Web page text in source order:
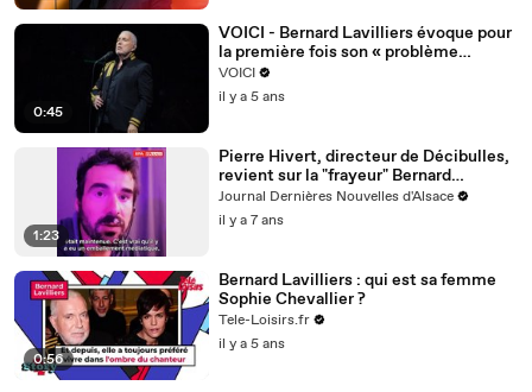
0:45
VOICI - Bernard Lavilliers évoque pour
la première fois son « problème
cardiaque "
VOICI
il y a 5 ans
1:23
Pierre Hivert, directeur de Décibulles,
revient sur la "frayeur" Bernard
Lavilliers
Journal Dernières Nouvelles d'Alsace
il y a 7 ans
0:56
Bernard Lavilliers : qui est sa femme
Sophie Chevallier ?
Tele-Loisirs.fr
il y a 5 ans